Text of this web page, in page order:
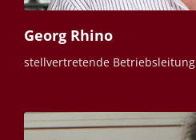
Georg Rhino
stellvertretende Betriebsleitung